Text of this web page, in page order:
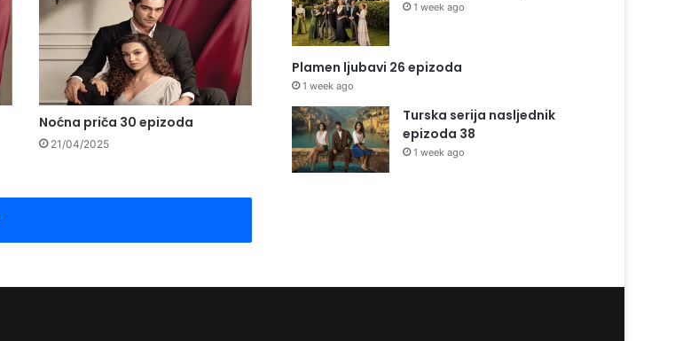
Noćna priča 30 epizoda
21/04/2025
1 week ago
Plamen ljubavi 26 epizoda
1 week ago
Turska serija nasljednik
epizoda 38
1 week ago